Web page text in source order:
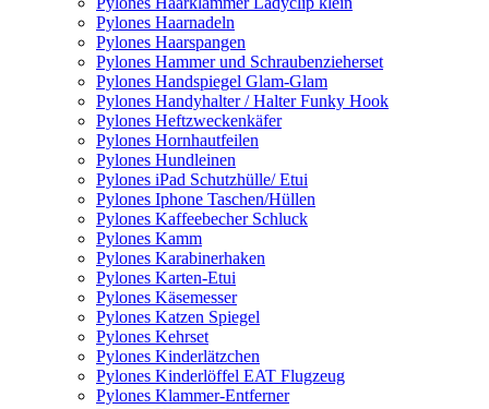
Pylones Haarnadeln
Pylones Haarspangen
Pylones Hammer und Schraubenzieherset
Pylones Handspiegel Glam-Glam
Pylones Handyhalter / Halter Funky Hook
Pylones Heftzweckenkäfer
Pylones Hornhautfeilen
Pylones Hundleinen
Pylones iPad Schutzhülle/ Etui
Pylones Iphone Taschen/Hüllen
Pylones Kaffeebecher Schluck
Pylones Kamm
Pylones Karabinerhaken
Pylones Karten-Etui
Pylones Käsemesser
Pylones Katzen Spiegel
Pylones Kehrset
Pylones Kinderlätzchen
Pylones Kinderlöffel EAT Flugzeug
Pylones Klammer-Entferner